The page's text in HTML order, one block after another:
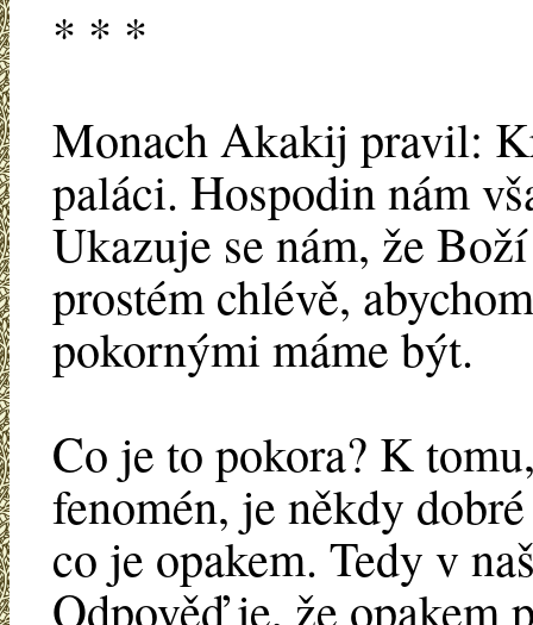
* * *
Monach Akakij pravil:
paláci. Hospodin nám
Ukazuje se nám, že
prostém chlévě,
pokornými máme být.
Co je to pokora? K
fenomén, je někdy
co je opakem. Tedy v
Odpověď je, že opakem